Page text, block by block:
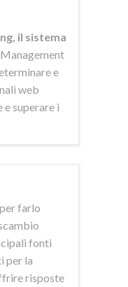
il sistema
Management
e
web
superare i
farlo
fonti
per la
risposte